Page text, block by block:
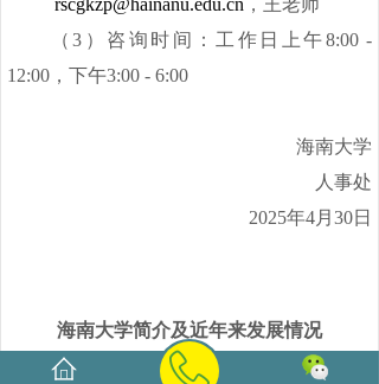
rscgkzp@hainanu.edu.cn ，王老师
（3）咨询时间：工作日上午8:00 -
12:00，下午3:00 - 6:00
海南大学
人事处
2025年4月30日
海南大学简介及近年来发展情况